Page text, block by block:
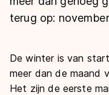
Algemene
Deze zomer de weg
Alles voor jou als
Livestreams
Olympische Spelen
Medaille overzicht
terug op:
De winter is van
meer dan de maand
Het zijn de eerste